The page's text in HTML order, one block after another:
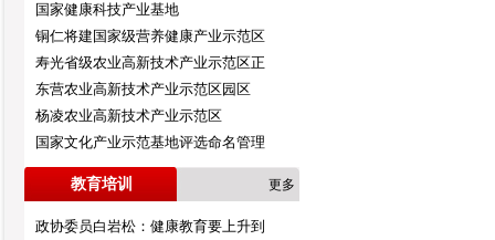
国家健康科技产业基地
铜仁将建国家级营养健康产业示范区
寿光省级农业高新技术产业示范区正
东营农业高新技术产业示范区园区
杨凌农业高新技术产业示范区
国家文化产业示范基地评选命名管理
教育培训 更多
政协委员白岩松：健康教育要上升到